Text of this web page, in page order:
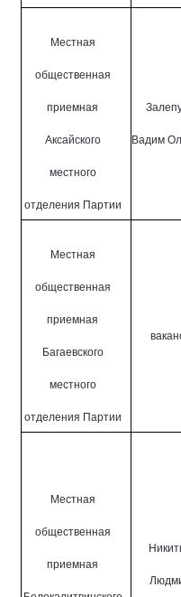
Местная
общественная
приемная
Аксайского
местного
отделения Партии
Вадим
Местная
общественная
приемная
Багаевского
местного
отделения Партии
Местная
общественная
приемная